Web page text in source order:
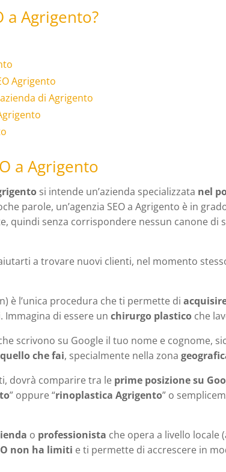
a Agrigento?
Agrigento
di Agrigento
a Agrigento
si intende un’azienda specializzata nel
parole, un’agenzia SEO a Agrigento è in
quindi senza corrispondere nessun canone di
a trovare nuovi clienti, nel momento
è l’unica procedura che ti permette di
Immagina di essere unchirurgo plastico che
scrivono su Google il tuo nome e cognome,
che fai, specialmente nella zona
dovrà comparire tra le prime posizione su
” oppure “rinoplastica Agrigento” o
o professionista che opera a livello locale
non ha limiti e ti permette di accrescere in